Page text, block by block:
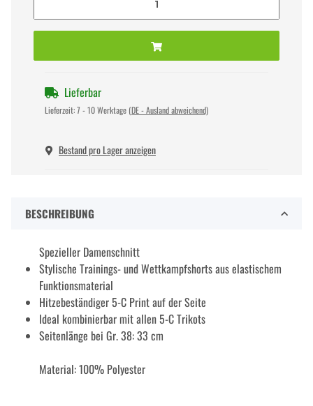
Lieferbar
Lieferzeit:7 - 10 Werktage (DE - Ausland abweichend)
Bestand pro Lager anzeigen
BESCHREIBUNG
Spezieller Damenschnitt
Stylische Trainings- und Wettkampfshorts aus elastischem
Funktionsmaterial
Hitzebeständiger 5-C Print auf der Seite
Ideal kombinierbar mit allen 5-C Trikots
Seitenlänge bei Gr. 38: 33 cm
Material: 100% Polyester